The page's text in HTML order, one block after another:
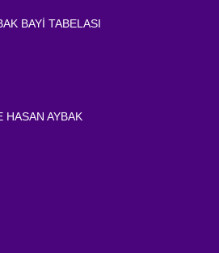
BAYİ TABELASI
HASAN AYBAK